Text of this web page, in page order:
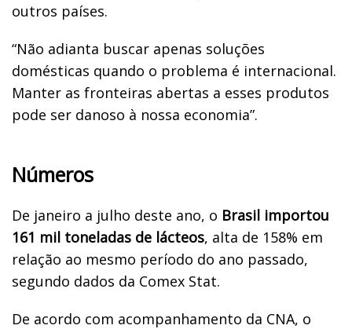
outros países.
“Não adianta buscar apenas soluções
domésticas quando o problema é internacional.
Manter as fronteiras abertas a esses produtos
pode ser danoso à nossa economia”.
Números
De janeiro a julho deste ano, o Brasil importou
161 mil toneladas de lácteos, alta de 158% em
relação ao mesmo período do ano passado,
segundo dados da Comex Stat.
De acordo com acompanhamento da CNA, o